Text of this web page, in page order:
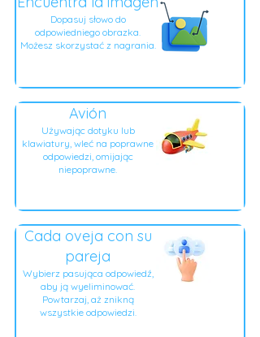
Dopasuj słowo do
odpowiedniego obrazka.
Możesz skorzystać z nagrania.
Avión
Używając dotyku lub
klawiatury, wleć na poprawne
odpowiedzi, omijając
niepoprawne.
Cada oveja con su
pareja
Wybierz pasująca odpowiedź,
aby ją wyeliminować.
Powtarzaj, aż znikną
wszystkie odpowiedzi.